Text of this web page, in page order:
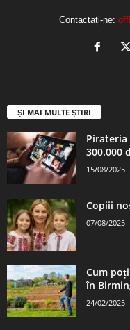
Contactați-ne:
ȘI MAI MULTE ȘTIRI
Pirateria
300.000
15/08/2025
Copiii
07/08/2025
Cum
în
24/02/2025